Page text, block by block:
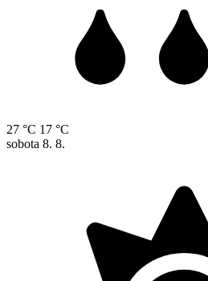
27 °C 17 °C
sobota 8. 8.